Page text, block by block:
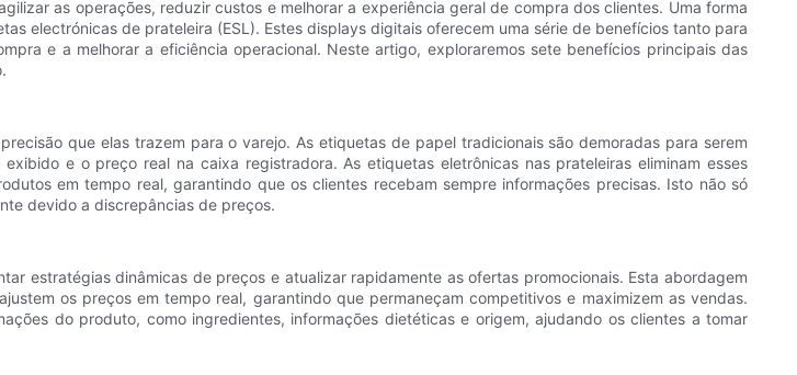
as operações, reduzir custos e melhorar a experiência geral de compra dos clientes. Uma forma
electrónicas de prateleira (ESL). Estes displays digitais oferecem uma série de benefícios tanto para
e a melhorar a eficiência operacional. Neste artigo, exploraremos sete benefícios principais das
que elas trazem para o varejo. As etiquetas de papel tradicionais são demoradas para serem
e o preço real na caixa registradora. As etiquetas eletrônicas nas prateleiras eliminam esses
em tempo real, garantindo que os clientes recebam sempre informações precisas. Isto não só
devido a discrepâncias de preços.
estratégias dinâmicas de preços e atualizar rapidamente as ofertas promocionais. Esta abordagem
os preços em tempo real, garantindo que permaneçam competitivos e maximizem as vendas.
do produto, como ingredientes, informações dietéticas e origem, ajudando os clientes a tomar